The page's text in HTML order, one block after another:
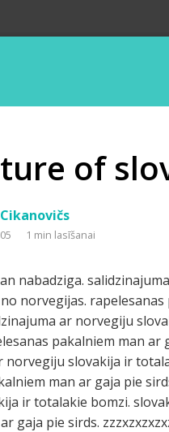
of
1 min lasīšanai
nabadziga.
norvegijas. rapelesanas
ar norvegiju
pakalniem man ar
norvegiju slovakija ir
man ar gaja pie
ir totalakie bomzi.
gaja pie sirds.